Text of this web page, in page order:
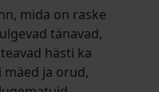
mida on raske
tänavad,
hästi ka
mäed ja orud,